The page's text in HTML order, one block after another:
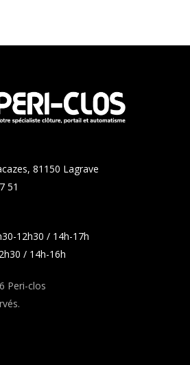
81150 Lagrave
51
12h30 / 14h-17h
/ 14h-16h
Peri-clos